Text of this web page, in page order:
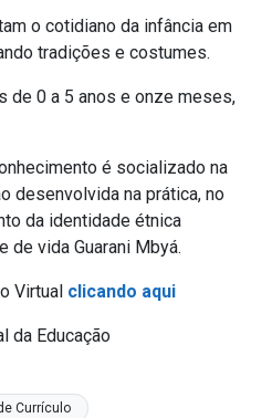
o cotidiano da infância em
tradições e costumes.
de 0 a 5 anos e onze meses,
é socializado na
desenvolvida na prática, no
da identidade étnica
de vida Guarani Mbyá.
Virtual clicando aqui
da Educação
Currículo